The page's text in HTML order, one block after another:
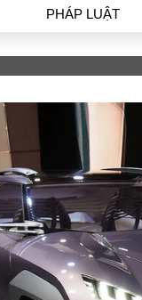
PHÁP LUẬT
PHÁP
Dòng chảy pháp
Góc nhìn luật
Hồ sơ điều tra
Tiếng nói công
An ninh - Hình